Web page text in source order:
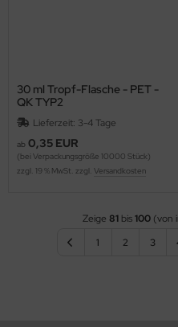
30 ml Tropf-Flasche - PET -
QK TYP2
Lieferzeit: 3-4 Tage
ab 0,35 EUR
(bei Verpackungsgröße 10000 Stück)
zzgl. 19 % MwSt. zzgl. Versandkosten
Zeige 81 bis100 (von
1
2 3